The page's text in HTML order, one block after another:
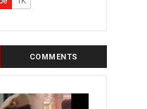
COMMENTS